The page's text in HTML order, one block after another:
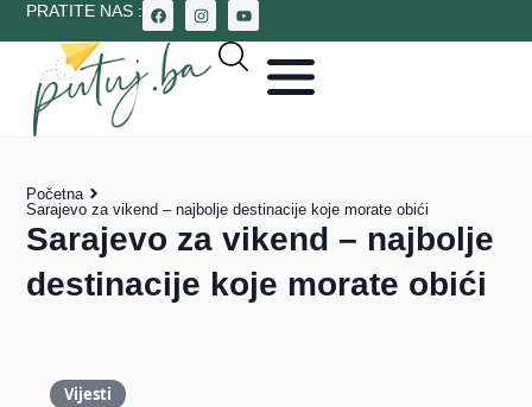
PRATITE NAS :
Početna
Sarajevo za vikend – najbolje destinacije koje morate obići
Sarajevo za vikend – najbolje
destinacije koje morate obići
Vijesti